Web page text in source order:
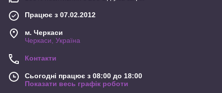
Працює з 07.02.2012
м. Черкаси
Черкаси, Україна
Контакти
Сьогодні працює з 08:00 до 18:00
Показати весь графік роботи